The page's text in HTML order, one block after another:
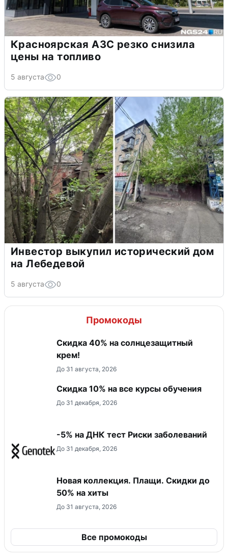
Красноярская АЗС резко снизила
цены на топливо
5 августа 0
Инвестор выкупил исторический дом
на Лебедевой
5 августа 0
Промокоды
Скидка 40% на солнцезащитный
крем!
До 31 августа, 2026
Скидка 10% на все курсы обучения
До 31 декабря, 2026
-5% на ДНК тест Риски заболеваний
До 31 декабря, 2026
Новая коллекция. Плащи. Скидки до
50% на хиты
До 31 августа, 2026
Все промокоды